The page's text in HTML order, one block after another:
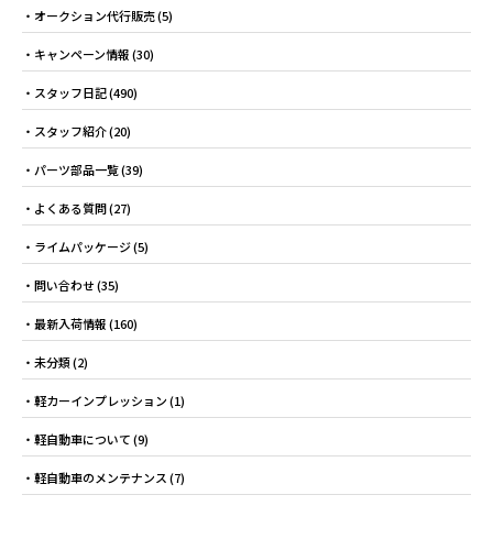
オークション代行販売(5)
キャンペーン情報(30)
スタッフ日記(490)
スタッフ紹介(20)
パーツ部品一覧(39)
よくある質問(27)
ライムパッケージ(5)
問い合わせ(35)
最新入荷情報(160)
未分類(2)
軽カーインプレッション(1)
軽自動車について(9)
軽自動車のメンテナンス(7)